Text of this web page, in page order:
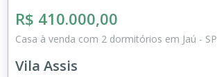
R$ 410.000,00
Casa à venda com 2 dormitórios em Jaú - SP
Vila Assis